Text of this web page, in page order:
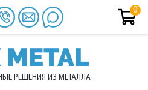
METAL
РЕШЕНИЯ ИЗ МЕТАЛЛА